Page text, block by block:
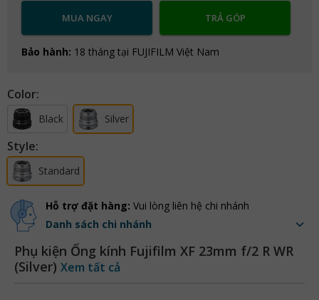
MUA NGAY TRẢ GÓP
Bảo hành: 18 tháng tại FUJIFILM Việt Nam
Color:
Black Silver
Style:
Standard
Hỗ trợ đặt hàng: Vui lòng liên hệ chi nhánh
Danh sách chi nhánh
Phụ kiện Ống kính Fujifilm XF 23mm f/2 R WR
(Silver) Xem tất cả